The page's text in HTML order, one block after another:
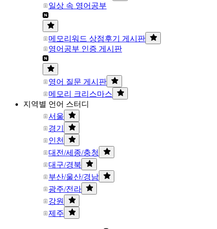
일상 속 영어공부
메모리워드 상점후기 게시판
영어공부 인증 게시판
영어 질문 게시판
메모리 크리스마스
지역별 언어 스터디
서울
경기
인천
대전/세종/충청
대구/경북
부산/울산/경남
광주/전라
강원
제주